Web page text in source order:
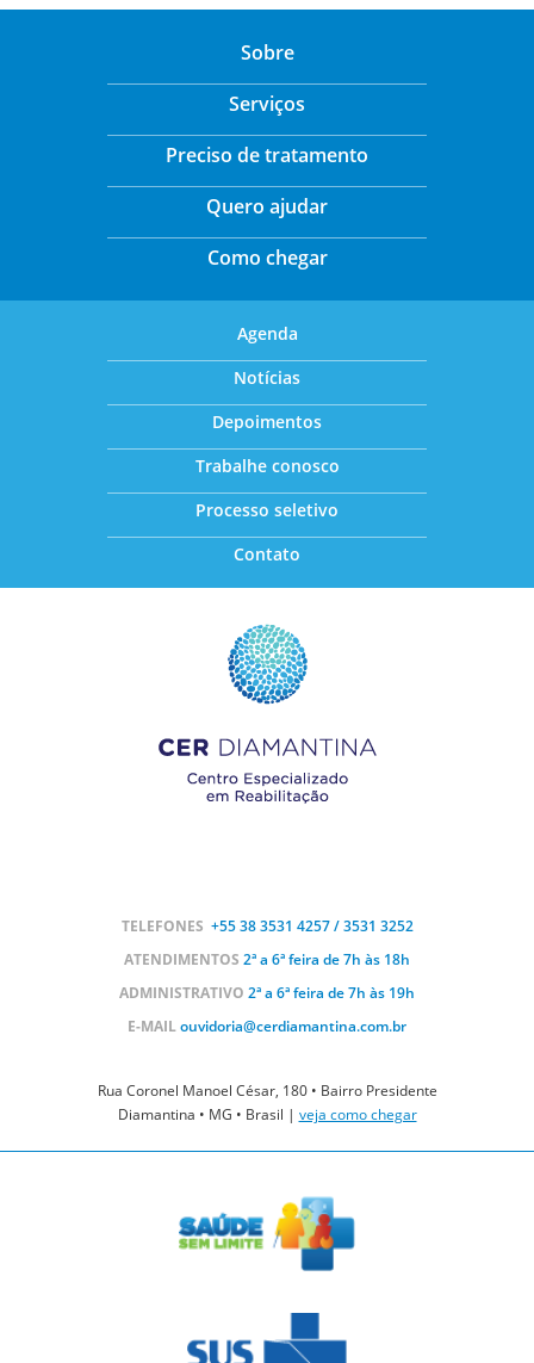
Sobre
Serviços
Preciso de tratamento
Quero ajudar
Como chegar
Agenda
Notícias
Depoimentos
Trabalhe conosco
Processo seletivo
Contato
TELEFONES +55 383531 4257 / 3531 3252
ATENDIMENTOS 2ª a 6ª feira de 7h às 18h
ADMINISTRATIVO 2ª a 6ª feira de 7h às 19h
E-MAILouvidoria@cerdiamantina.com.br
Rua Coronel Manoel César, 180 • Bairro Presidente
Diamantina • MG • Brasil | veja como chegar